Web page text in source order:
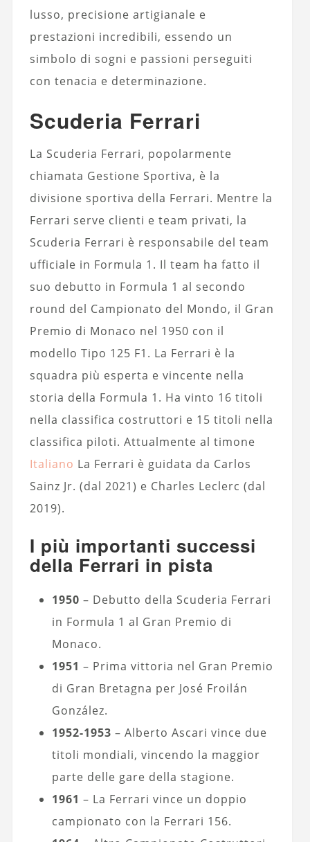
lusso, precisione artigianale e
prestazioni incredibili, essendo un
simbolo di sogni e passioni perseguiti
con tenacia e determinazione.
Scuderia Ferrari
La Scuderia Ferrari, popolarmente
chiamata Gestione Sportiva, è la
divisione sportiva della Ferrari. Mentre la
Ferrari serve clienti e team privati, la
Scuderia Ferrari è responsabile del team
ufficiale in Formula 1. Il team ha fatto il
suo debutto in Formula 1 al secondo
round del Campionato del Mondo, il Gran
Premio di Monaco nel 1950 con il
modello Tipo 125 F1. La Ferrari è la
squadra più esperta e vincente nella
storia della Formula 1. Ha vinto 16 titoli
nella classifica costruttori e 15 titoli nella
classifica piloti. Attualmente al timone
Italiano La Ferrari è guidata da Carlos
Sainz Jr. (dal 2021) e Charles Leclerc (dal
2019).
I più importanti successi
della Ferrari in pista
1950 – Debutto della Scuderia Ferrari
in Formula 1 al Gran Premio di
Monaco.
1951 – Prima vittoria nel Gran Premio
di Gran Bretagna per José Froilán
González.
1952-1953 – Alberto Ascari vince due
titoli mondiali, vincendo la maggior
parte delle gare della stagione.
1961 – La Ferrari vince un doppio
campionato con la Ferrari 156.